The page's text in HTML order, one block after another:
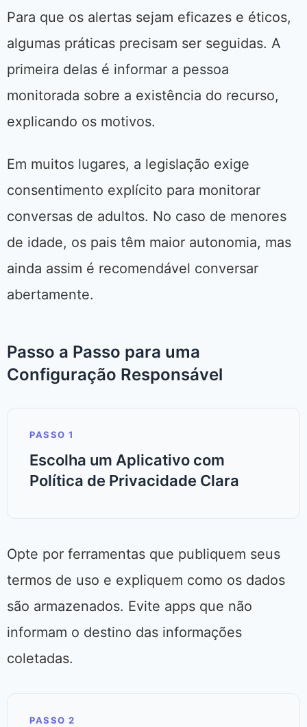
Para que os alertas sejam eficazes e éticos,
algumas práticas precisam ser seguidas. A
primeira delas é informar a pessoa
monitorada sobre a existência do recurso,
explicando os motivos.
Em muitos lugares, a legislação exige
consentimento explícito para monitorar
conversas de adultos. No caso de menores
de idade, os pais têm maior autonomia, mas
ainda assim é recomendável conversar
abertamente.
Passo a Passo para uma
Configuração Responsável
PASSO 1
Escolha um Aplicativo com
Política de Privacidade Clara
Opte por ferramentas que publiquem seus
termos de uso e expliquem como os dados
são armazenados. Evite apps que não
informam o destino das informações
coletadas.
PASSO 2